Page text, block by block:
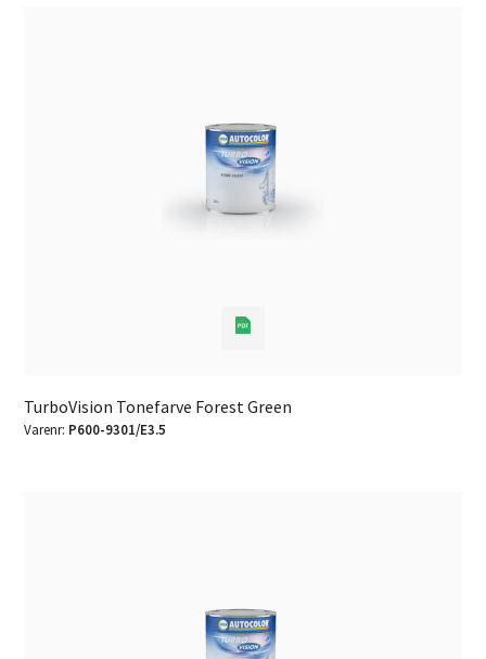
TurboVision Tonefarve Forest Green
Varenr: P600-9301/E3.5